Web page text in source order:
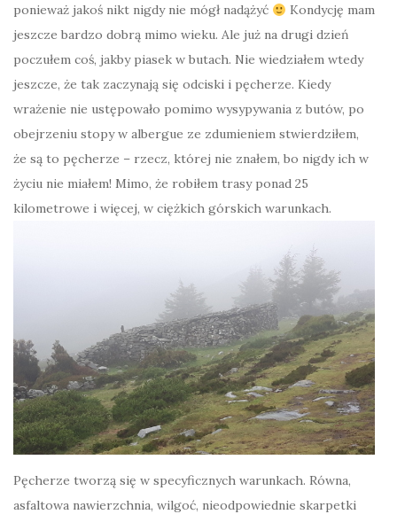
ponieważ jakoś nikt nigdy nie mógł nadążyć
Kondycję mam
jeszcze bardzo dobrą mimo wieku. Ale już na drugi dzień
poczułem coś, jakby piasek w butach. Nie wiedziałem wtedy
jeszcze, że tak zaczynają się odciski i pęcherze. Kiedy
wrażenie nie ustępowało pomimo wysypywania z butów, po
obejrzeniu stopy w albergue ze zdumieniem stwierdziłem,
że są to pęcherze – rzecz, której nie znałem, bo nigdy ich w
życiu nie miałem! Mimo, że robiłem trasy ponad 25
kilometrowe i więcej, w ciężkich górskich warunkach.
Pęcherze tworzą się w specyficznych warunkach. Równa,
asfaltowa nawierzchnia, wilgoć, nieodpowiednie skarpetki